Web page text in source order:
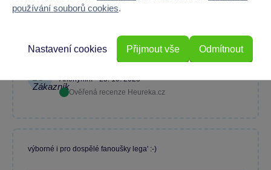
Anonymní 25. 10. 2025
Ověřená recenze Heureka.cz
Dcera s tímto legem byla
výborné i pro dospělé fanoušky lega' :-)
používání souborů cookies.
Odmítnout
Nastavení cookies Přijmout vše